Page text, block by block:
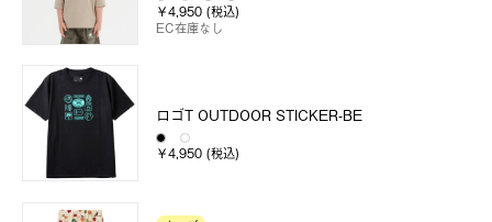
￥4,950 (税込)
EC在庫なし
ロゴT OUTDOOR STICKER-BE
￥4,950 (税込)